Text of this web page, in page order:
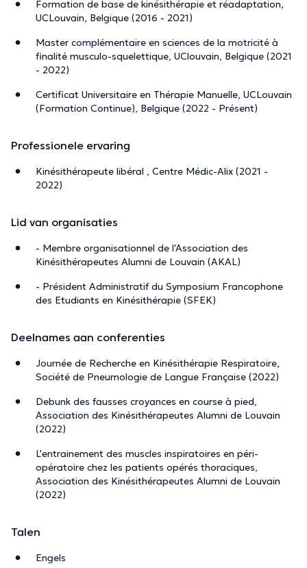
Formation de base de kinésithérapie et réadaptation,
UCLouvain, Belgique (2016 - 2021)
Master complémentaire en sciences de la motricité à
finalité musculo-squelettique, UClouvain, Belgique (2021
- 2022)
Certificat Universitaire en Thérapie Manuelle, UCLouvain
(Formation Continue), Belgique (2022 - Présent)
Professionele ervaring
Kinésithérapeute libéral , Centre Médic-Alix (2021 -
2022)
Lid van organisaties
- Membre organisationnel de l'Association des
Kinésithérapeutes Alumni de Louvain (AKAL)
- Président Administratif du Symposium Francophone
des Etudiants en Kinésithérapie (SFEK)
Deelnames aan conferenties
Journée de Recherche en Kinésithérapie Respiratoire,
Société de Pneumologie de Langue Française (2022)
Debunk des fausses croyances en course à pied,
Association des Kinésithérapeutes Alumni de Louvain
(2022)
L'entrainement des muscles inspiratoires en péri-
opératoire chez les patients opérés thoraciques,
Association des Kinésithérapeutes Alumni de Louvain
(2022)
Talen
Engels